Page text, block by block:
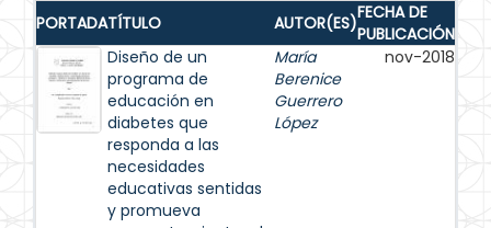
PORTADATÍTULO AUTOR(ES)FECHA DE
PUBLICACIÓN
Diseño de un
programa de
educación en
diabetes que
responda a las
necesidades
educativas sentidas
y promueva
María
Berenice
Guerrero
López
nov-2018